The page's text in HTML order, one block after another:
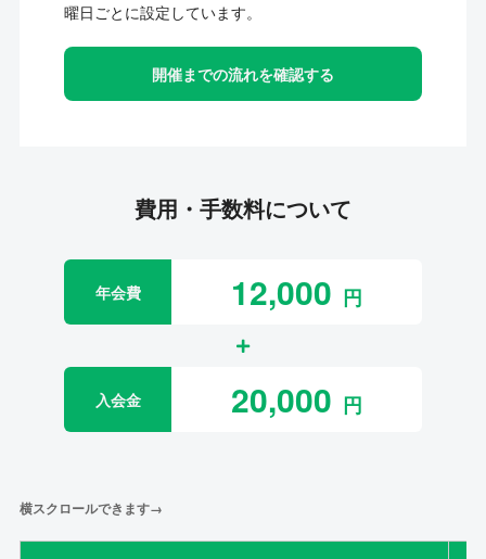
曜日ごとに設定しています。
開催までの流れを確認する
費用・手数料について
年会費 12,000
入会金 20,000
横スクロールできます→